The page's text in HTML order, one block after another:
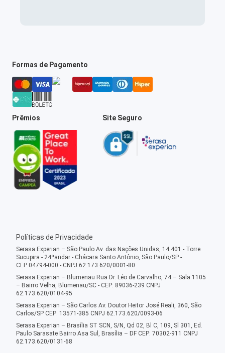
Formas de Pagamento
Prêmios Site Seguro
Políticas de Privacidade
Serasa Experian – São Paulo Av. das Nações Unidas, 14.401 - Torre
Sucupira - 24ºandar - Chácara Santo Antônio, São Paulo/SP -
CEP:04794-000 - CNPJ 62.173.620/0001-80
Serasa Experian – Blumenau Rua Dr. Léo de Carvalho, 74 – Sala 1105
– Bairro Velha, Blumenau/SC - CEP: 89036-239 CNPJ
62.173.620/0104-95
Serasa Experian – São Carlos Av. Doutor Heitor José Reali, 360, São
Carlos/SP CEP: 13571-385 CNPJ 62.173.620/0093-06
Serasa Experian – Brasília ST SCN, S/N, Qd 02, Bl C, 109, Sl 301, Ed.
Paulo Sarasate Bairro Asa Sul, Brasília – DF CEP: 70302-911 CNPJ
62.173.620/0131-68